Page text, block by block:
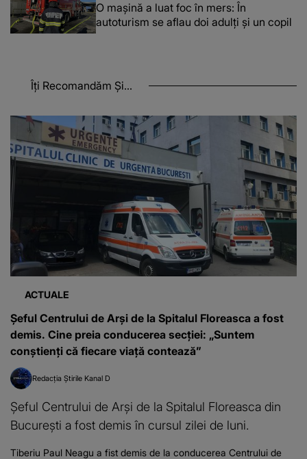
O maşină a luat foc în mers: În
autoturism se aflau doi adulți și un copil
Îți Recomandăm Și...
ACTUALE
Șeful Centrului de Arşi de la Spitalul Floreasca a fost
demis. Cine preia conducerea secției: „Suntem
conştienţi că fiecare viaţă contează”
Redacția Știrile Kanal D
Şeful Centrului de Arşi de la Spitalul Floreasca din
București a fost demis în cursul zilei de luni.
Tiberiu Paul Neagu a fist demis de la conducerea Centrului de